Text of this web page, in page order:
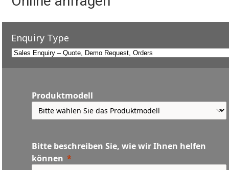
Enquiry Type
Produktmodell
Bitte beschreiben Sie, wie wir Ihnen helfen
können